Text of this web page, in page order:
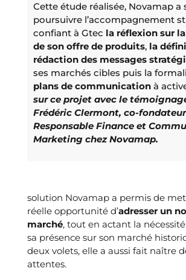
Cette étude réalisée, Novamap a
poursuivre l’accompagnement
confiant à Gtec la réflexion sur
de son offre de produits, la
rédaction des messages
ses marchés cibles puis la
plans de communication à
sur ce projet avec le
Frédéric Clermont, co-
Responsable Finance et
Marketing chez Novamap.
solution Novamap a permis de
réelle opportunité d’adresser un
marché, tout en actant la
sa présence sur son marché
deux volets, elle a aussi fait naître
attentes.